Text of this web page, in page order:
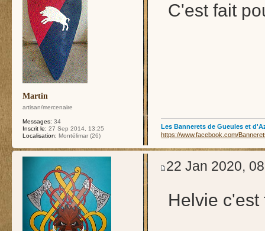
Martin
artisan/mercenaire
Messages: 34
Inscrit le: 27 Sep 2014, 13:25
Localisation: Montélimar (26)
C'est fait
Les Bannerets de Gueules et
https://www.facebook.com/
22 Jan 2020,
Helvie c'est